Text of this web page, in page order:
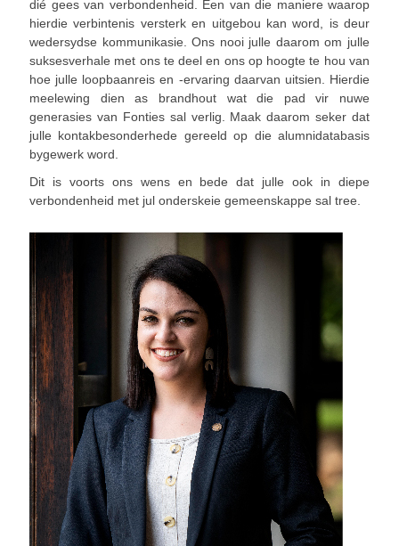
dié gees van verbondenheid. Een van die maniere waarop
hierdie verbintenis versterk en uitgebou kan word, is deur
wedersydse kommunikasie. Ons nooi julle daarom om julle
suksesverhale met ons te deel en ons op hoogte te hou van
hoe julle loopbaanreis en -ervaring daarvan uitsien. Hierdie
meelewing dien as brandhout wat die pad vir nuwe
generasies van Fonties sal verlig. Maak daarom seker dat
julle kontakbesonderhede gereeld op die alumnidatabasis
bygewerk word.
Dit is voorts ons wens en bede dat julle ook in diepe
verbondenheid met jul onderskeie gemeenskappe sal tree.